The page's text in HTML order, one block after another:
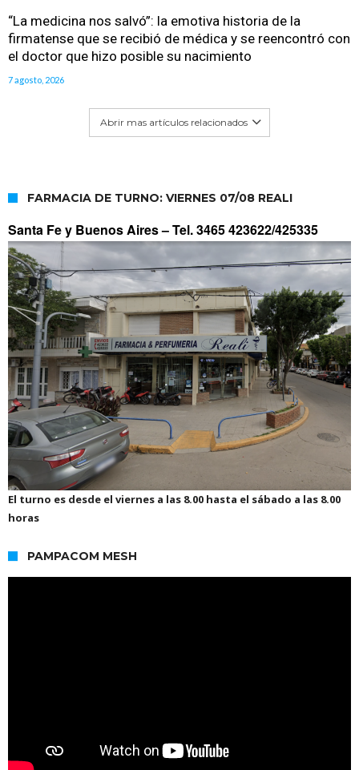
“La medicina nos salvó”: la emotiva historia de la
firmatense que se recibió de médica y se reencontró con
el doctor que hizo posible su nacimiento
7 agosto, 2026
Abrir mas artículos relacionados
FARMACIA DE TURNO: VIERNES 07/08 REALI
Santa Fe y Buenos Aires –Tel. 3465 423622/425335
El turno es desde el viernes a las 8.00 hasta el sábado a las 8.00
horas
PAMPACOM MESH